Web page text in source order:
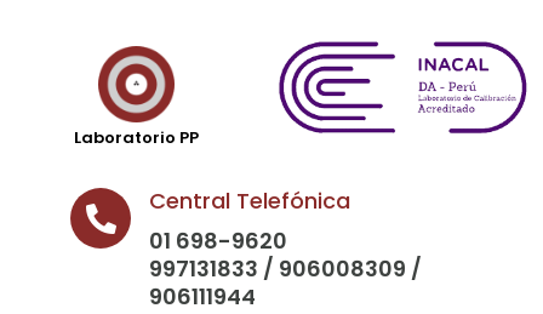
Laboratorio PP
Central Telefónica
01 698-9620
997131833 / 906008309 /
906111944